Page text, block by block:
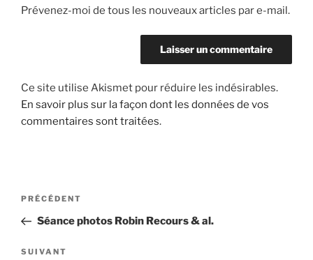
Prévenez-moi de tous les nouveaux articles par e-mail.
Ce site utilise Akismet pour réduire les indésirables.
En savoir plus sur la façon dont les données de vos
commentaires sont traitées.
Navigation
l’article
Article
précédent
PRÉCÉDENT
Séance photos Robin Recours & al.
Article
SUIVANT